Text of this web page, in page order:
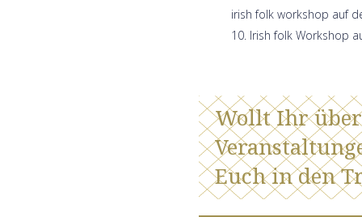
irish folk workshop auf
10. Irish folk Workshop
Wollt Ihr über
Euch in den